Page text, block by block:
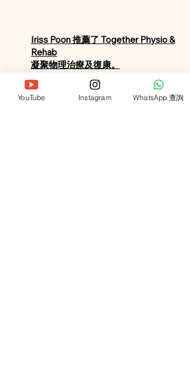
Iriss Poon 推薦了 Together Physio &
Rehab
凝聚物理治療及復康。
前排拉傷頸部肌肉，頭都擰唔到，
急急找Silvia 幫手。做了2次治療就
YouTube Instagram WhatsApp 查詢